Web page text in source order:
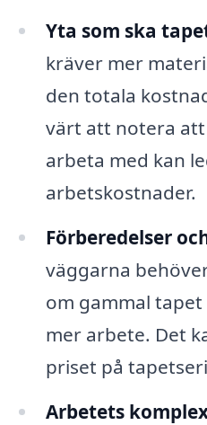
Yta som ska
kräver mer
den totala
värt att notera
arbeta med kan
arbetskostnader.
Förberedelser
väggarna
om gammal
mer arbete. Det
priset på
Arbetets